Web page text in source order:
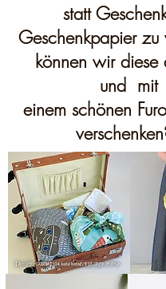
statt
Geschenkpapier zu
können wir
und mit
einem schönen